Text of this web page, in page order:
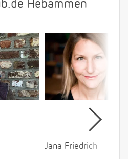
Hebammen
Jana Friedrich